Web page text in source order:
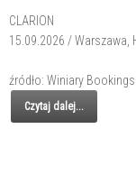
CLARION
15.09.2026 / Warszawa,
źródło: Winiary Bookings
Czytaj dalej...